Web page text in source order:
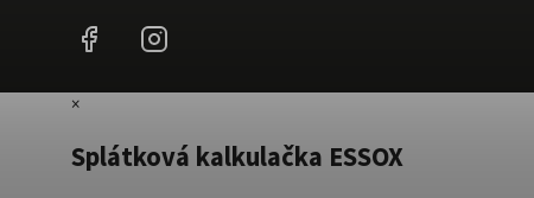
Facebook
×
Splátková kalkulačka ESSOX